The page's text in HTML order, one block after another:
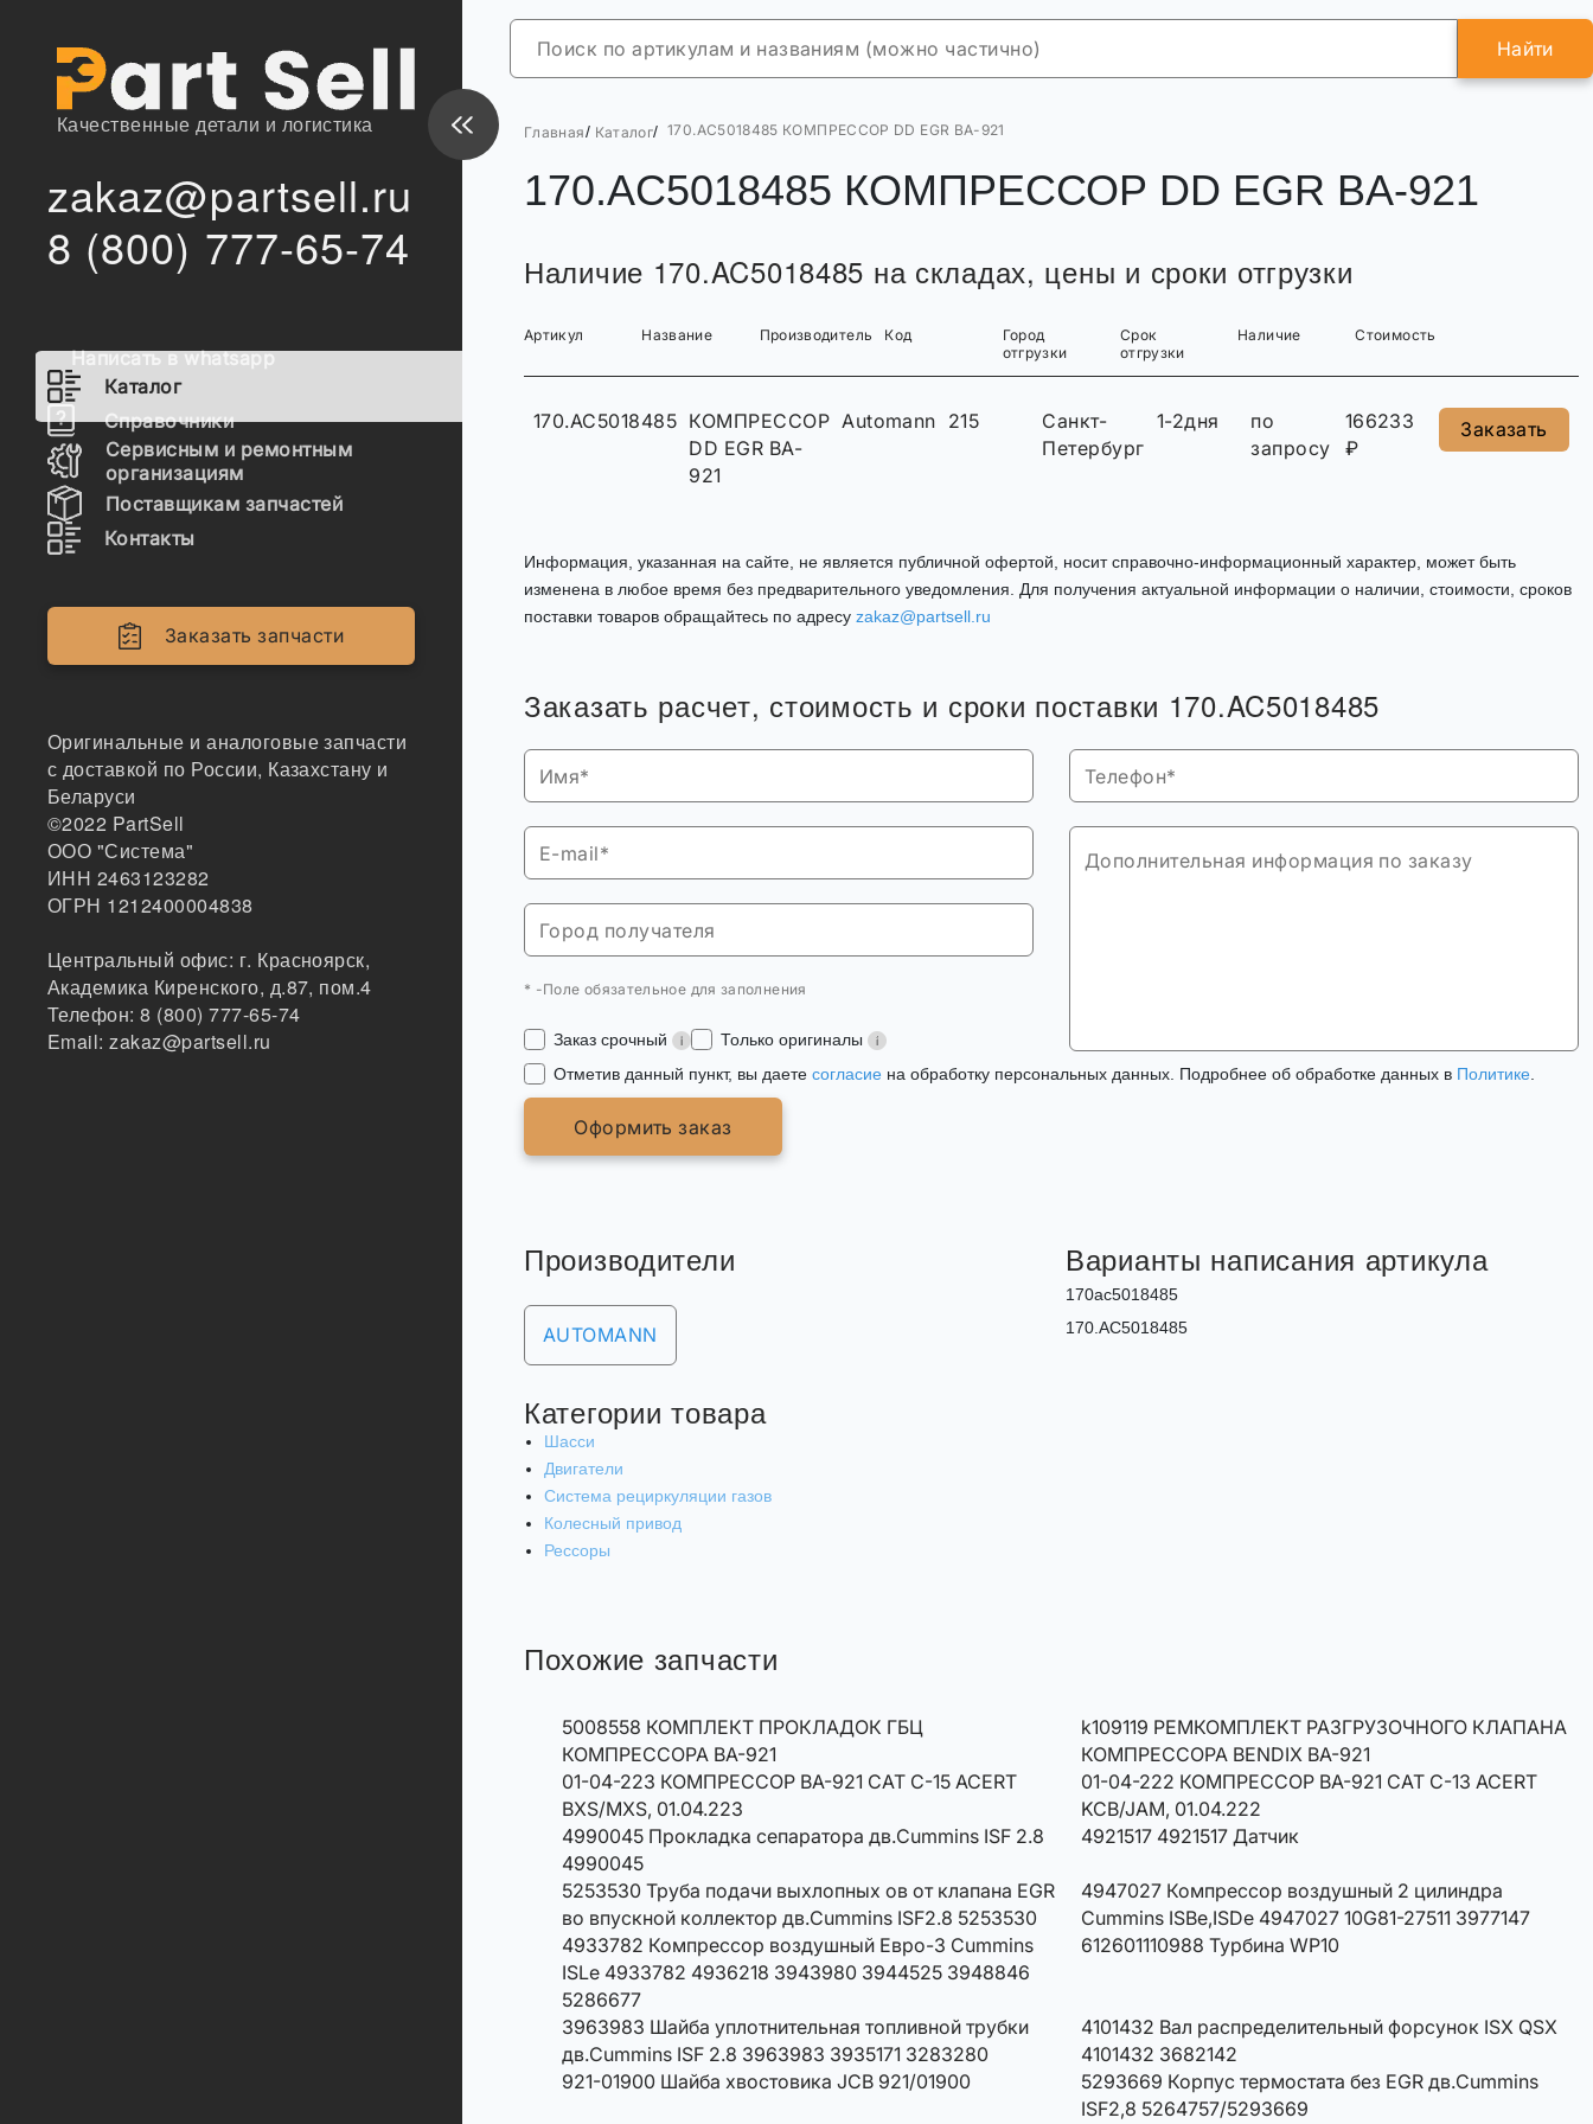
Качественные детали и логистика
zakaz@partsell.ru
8 (800) 777-65-74
Написать в whatsapp
Каталог
Справочники
Сервисным и ремонтным
организациям
Поставщикам запчастей
Контакты
Заказать запчасти
Оригинальные и аналоговые запчасти
с доставкой по России, Казахстану и
Беларуси
©2022 PartSell
ООО "Система"
ИНН 2463123282
ОГРН 1212400004838
Центральный офис: г. Красноярск,
Академика Киренского, д.87, пом.4
Телефон:8 (800) 777-65-74
Email:zakaz@partsell.ru
Найти
Главная/ Каталог/ 170.AC5018485 КОМПРЕССОР DD EGR BA-921
170.AC5018485 КОМПРЕССОР DD EGR BA-921
Наличие 170.AC5018485 на складах, цены и сроки отгрузки
Артикул Название Производитель Код
Город
отгрузки
Срок
отгрузки
Наличие Стоимость
170.AC5018485 КОМПРЕССОР
DD EGR BA-
921
Automann 215
Санкт-
Петербург
1-2дня
по
запросу
166233
₽
Заказать
Информация, указанная на сайте, не является публичной офертой, носит справочно-информационный характер, может быть
изменена в любое время без предварительного уведомления. Для получения актуальной информации о наличии, стоимости, сроков
поставки товаров обращайтесь по адресу zakaz@partsell.ru
Заказать расчет, стоимость и сроки поставки 170.AC5018485
* -Поле обязательное для заполнения
Заказ срочный
Только оригиналы
Отметив данный пункт, вы даете согласие на обработку персональных данных. Подробнее об обработке данных в Политике
Оформить заказ
Производители
AUTOMANN
Варианты написания артикула
170ac5018485
170.AC5018485
Категории товара
Шасси
Двигатели
Система рециркуляции газов
Колесный привод
Рессоры
Похожие запчасти
5008558 КОМПЛЕКТ ПРОКЛАДОК ГБЦ
КОМПРЕССОРА BA-921
k109119 РЕМКОМПЛЕКТ РАЗГРУЗОЧНОГО КЛАПАНА
КОМПРЕССОРА BENDIX BA-921
01-04-223 КОМПРЕССОР BA-921 CAT C-15 ACERT
BXS/MXS, 01.04.223
01-04-222 КОМПРЕССОР BA-921 CAT C-13 ACERT
KCB/JAM, 01.04.222
4990045 Прокладка сепаратора дв.Cummins ISF 2.8
4990045
4921517 4921517 Датчик
5253530 Труба подачи выхлопных ов от клапана EGR
во впускной коллектор дв.Cummins ISF2.8 5253530
4947027 Компрессор воздушный 2 цилиндра
Cummins ISBe,ISDe 4947027 10G81-27511 3977147
4933782 Компрессор воздушный Евро-3 Cummins
ISLe 4933782 4936218 3943980 3944525 3948846
5286677
612601110988 Турбина WP10
3963983 Шайба уплотнительная топливной трубки
дв.Cummins ISF 2.8 3963983 3935171 3283280
4101432 Вал распределительный форсунок ISX QSX
4101432 3682142
921-01900 Шайба хвостовика JCB 921/01900
5293669 Корпус термостата без EGR дв.Cummins
ISF2,8 5264757/5293669